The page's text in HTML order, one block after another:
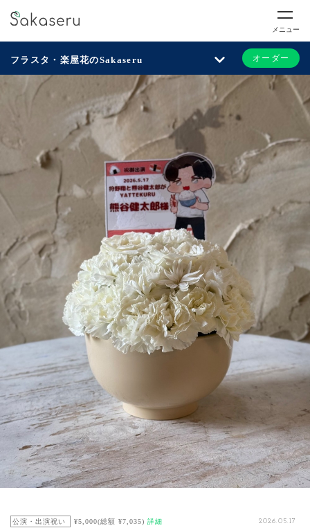
メニュー
フラスタ・楽屋花のSakaseru オーダー
公演・出演祝い ¥5,000(総額 ¥7,035) 詳細 2026.05.17